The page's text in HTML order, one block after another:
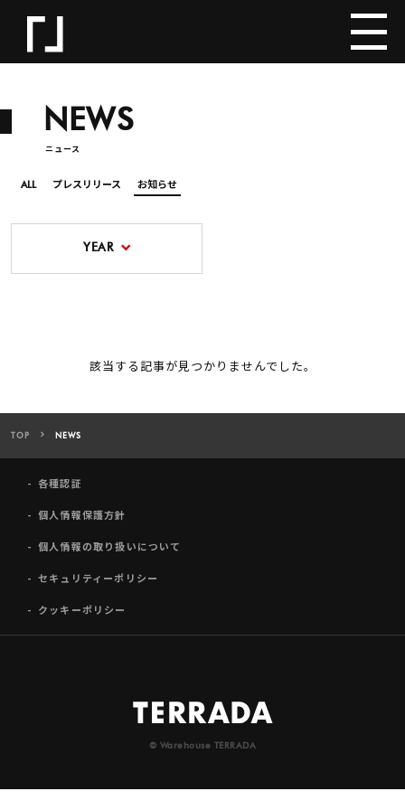
NEWS
ニュース
ALL プレスリリース お知らせ
YEAR
該当する記事が見つかりませんでした。
TOP NEWS
各種認証
個人情報保護方針
個人情報の取り扱いについて
セキュリティーポリシー
クッキーポリシー
© Warehouse TERRADA